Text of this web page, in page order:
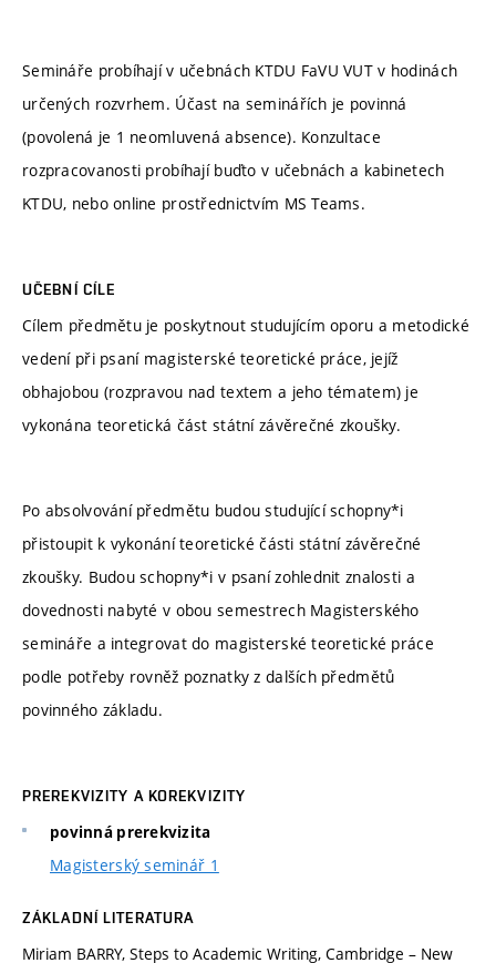
Semináře probíhají v učebnách KTDU FaVU VUT v hodinách
určených rozvrhem. Účast na seminářích je povinná
(povolená je 1 neomluvená absence). Konzultace
rozpracovanosti probíhají buďto v učebnách a kabinetech
KTDU, nebo online prostřednictvím MS Teams.
UČEBNÍ CÍLE
Cílem předmětu je poskytnout studujícím oporu a metodické
vedení při psaní magisterské teoretické práce, jejíž
obhajobou (rozpravou nad textem a jeho tématem) je
vykonána teoretická část státní závěrečné zkoušky.
Po absolvování předmětu budou studující schopny*i
přistoupit k vykonání teoretické části státní závěrečné
zkoušky. Budou schopny*i v psaní zohlednit znalosti a
dovednosti nabyté v obou semestrech Magisterského
semináře a integrovat do magisterské teoretické práce
podle potřeby rovněž poznatky z dalších předmětů
povinného základu.
PREREKVIZITY A KOREKVIZITY
povinná prerekvizita
Magisterský seminář 1
ZÁKLADNÍ LITERATURA
Miriam BARRY, Steps to Academic Writing, Cambridge – New